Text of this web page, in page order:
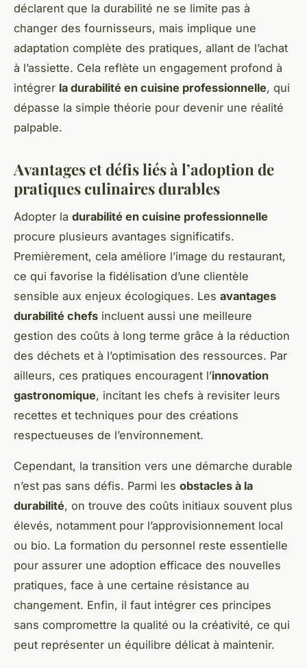
déclarent que la durabilité ne se limite pas à
changer des fournisseurs, mais implique une
adaptation complète des pratiques, allant de l’achat
à l’assiette. Cela reflète un engagement profond à
intégrer la durabilité en cuisine professionnelle, qui
dépasse la simple théorie pour devenir une réalité
palpable.
Avantages et défis liés à l’adoption de
pratiques culinaires durables
Adopter la durabilité en cuisine professionnelle
procure plusieurs avantages significatifs.
Premièrement, cela améliore l’image du restaurant,
ce qui favorise la fidélisation d’une clientèle
sensible aux enjeux écologiques. Les avantages
durabilité chefs incluent aussi une meilleure
gestion des coûts à long terme grâce à la réduction
des déchets et à l’optimisation des ressources. Par
ailleurs, ces pratiques encouragent l’innovation
gastronomique, incitant les chefs à revisiter leurs
recettes et techniques pour des créations
respectueuses de l’environnement.
Cependant, la transition vers une démarche durable
n’est pas sans défis. Parmi les obstacles à la
durabilité, on trouve des coûts initiaux souvent plus
élevés, notamment pour l’approvisionnement local
ou bio. La formation du personnel reste essentielle
pour assurer une adoption efficace des nouvelles
pratiques, face à une certaine résistance au
changement. Enfin, il faut intégrer ces principes
sans compromettre la qualité ou la créativité, ce qui
peut représenter un équilibre délicat à maintenir.